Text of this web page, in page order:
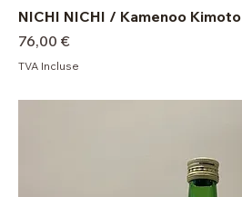
NICHI NICHI / Kamenoo Kimoto
Prix
76,00 €
TVA Incluse